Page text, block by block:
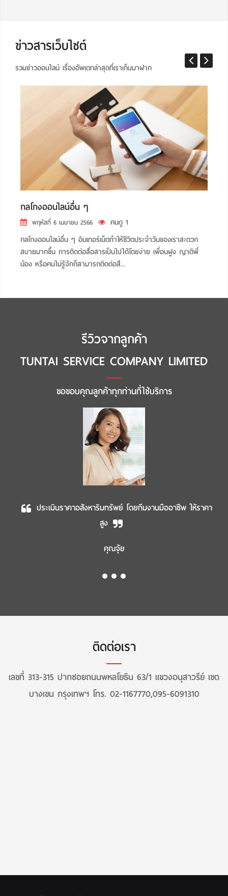
ข่าวสารเว็บไซต์
รวมข่าวออนไลน์ เรื่องอัพเดทล่าสุดที่เราเก็บมาฝาก
กลโกงออนไลน์อื่น ๆ
พฤหัสที่ 6 เมษายน 2566
คนดู 1
​กลโกงออนไลน์อื่น ๆ ​​​​​​​​​​​​​​​​อินเทอร์เน็ตทำให้ชีวิตประจำวันของเราสะดวก
สบายมากขึ้น การติดต่อสื่อสารเป็นไปได้โดยง่าย เพื่อนฝูง ญาติพี่
น้อง หรือคนไม่รู้จักก็สามารถติดต่อสื...
รีวิวจากลูกค้า
TUNTAI SERVICE COMPANY LIMITED
ขอขอบคุณลูกค้าทุกท่านที่ใช้บริการ
ประเมินราคาอสังหาริมทรัพย์ โดยทีมงานมืออาชีพ ให้ราคา
สูง
คุณจุ้ย
ติดต่อเรา
เลขที่ 313-315 ปากซอยถนนพหลโยธิน 63/1 แขวงอนุสาวรีย์ เขต
บางเขน กรุงเทพฯ โทร. 02-1167770,095-6091310